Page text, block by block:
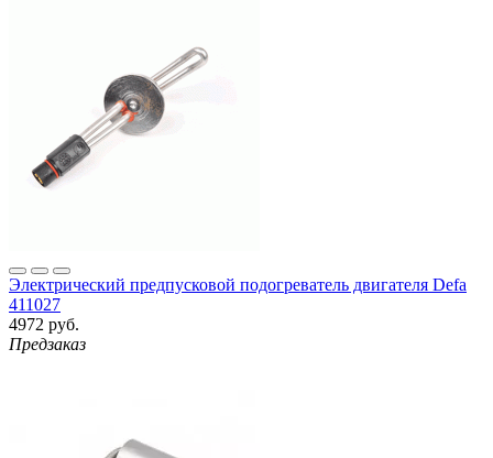
Электрический предпусковой подогреватель двигателя Defa
411027
4972 руб.
Предзаказ